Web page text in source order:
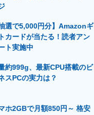
建設×テクノロジーの最前線
抽選で5,000円分】Amazonギ
カードが当たる！読者アン
ト実施中
約999g、最新CPU搭載のビ
スPCの実力は？
ホ2GBで月額850円～ 格安